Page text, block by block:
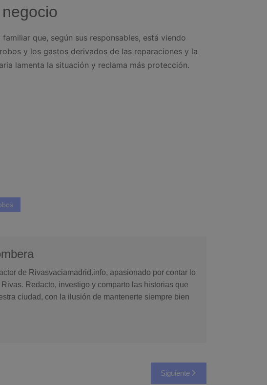
que, según sus responsables, está viendo
y los gastos derivados de las reparaciones y la
lamenta la situación y reclama más protección.
de Rivasvaciamadrid.info, apasionado por contar lo
Redacto, investigo y comparto las historias que
ciudad, con la ilusión de mantenerte siempre bien
Siguiente